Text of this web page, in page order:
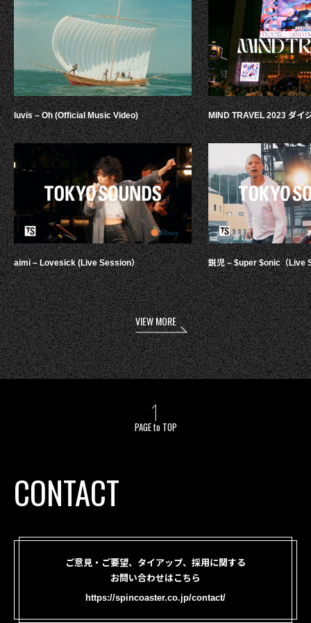
luvis – Oh (Official Music Video)
aimi – Lovesick (Live Session）
MIND TRAVEL 2023 ダイ
鋭児 – $uper $onic（Live
VIEW MORE
PAGE to TOP
CONTACT
ご意見・ご要望、タイアップ、採用に関する
お問い合わせはこちら
https://spincoaster.co.jp/contact/